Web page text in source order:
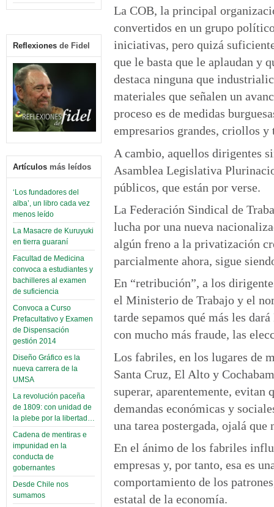
Reflexiones de Fidel
Artículos más leídos
‘Los fundadores del
alba’, un libro cada vez
menos leído
La Masacre de Kuruyuki
en tierra guaraní
Facultad de Medicina
convoca a estudiantes y
bachilleres al examen
de suficiencia
Convoca a Curso
Prefacultativo y Examen
de Dispensación
gestión 2014
Diseño Gráfico es la
nueva carrera de la
UMSA
La revolución paceña
de 1809: con unidad de
la plebe por la libertad…
Cadena de mentiras e
impunidad en la
conducta de
gobernantes
Desde Chile nos
sumamos
La COB, la principal
convertidos en un grupo
iniciativas, pero quizá
que le basta que le aplaudan y
destaca ninguna que
materiales que señalen un
proceso es de medidas
empresarios grandes, criollos y
A cambio, aquellos dirigentes
Asamblea Legislativa
públicos, que están por verse.
La Federación Sindical de
lucha por una nueva
algún freno a la privatización
parcialmente ahora, sigue
En “retribución”, a los
el Ministerio de Trabajo y el
tarde sepamos qué más les
con mucho más fraude, las
Los fabriles, en los lugares de
Santa Cruz, El Alto y
superar, aparentemente, evitan
demandas económicas y
una tarea postergada, ojalá
En el ánimo de los fabriles
empresas y, por tanto, esa es
comportamiento de los
estatal de la economía.